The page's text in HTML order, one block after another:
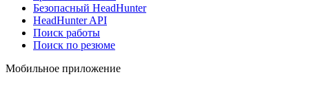
Безопасный HeadHunter
HeadHunter API
Поиск работы
Поиск по резюме
Мобильное приложение